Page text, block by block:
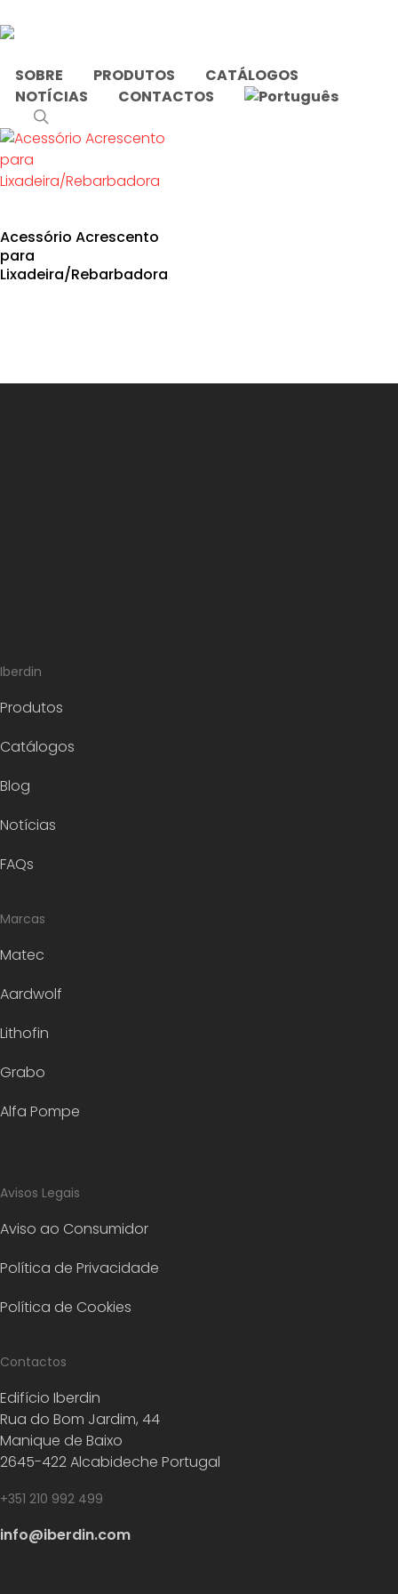
to
content
SOBRE PRODUTOS
CATÁLOGOS
NOTÍCIAS
CONTACTOS
Início Produtos etiquetados com “boneca de pano”
Acessório Acrescento
para
Lixadeira/Rebarbadora
Iberdin
Produtos
Catálogos
Blog
Notícias
FAQs
Marcas
Matec
Aardwolf
Lithofin
Grabo
Alfa Pompe
Avisos Legais
Aviso ao Consumidor
Política de Privacidade
Política de Cookies
Contactos
Edifício Iberdin
Rua do Bom Jardim, 44
Manique de Baixo
2645-422 Alcabideche Portugal
+351 210 992 499
info@iberdin.com